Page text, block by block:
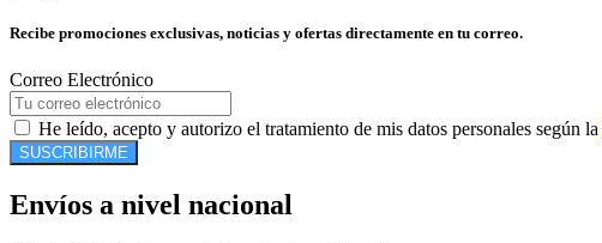
Recibe promociones exclusivas, noticias y ofertas directamente en tu correo.
Correo Electrónico
He leído, acepto y autorizo el tratamiento de mis datos personales según la
SUSCRIBIRME
Envíos a nivel nacional